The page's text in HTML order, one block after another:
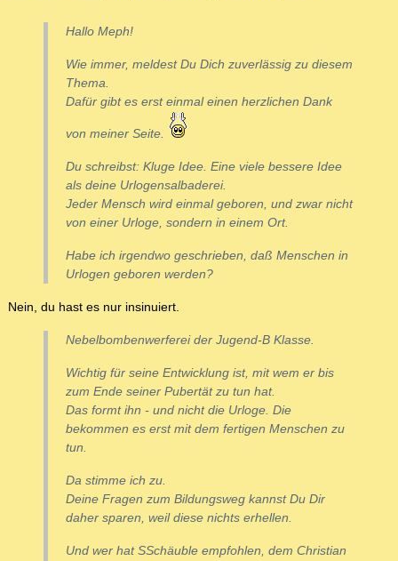
Hallo Meph!
Wie immer, meldest Du Dich zuverlässig zu diesem
Thema.
Dafür gibt es erst einmal einen herzlichen Dank
von meiner Seite.
Du schreibst: Kluge Idee. Eine viele bessere Idee
als deine Urlogensalbaderei.
Jeder Mensch wird einmal geboren, und zwar nicht
von einer Urloge, sondern in einem Ort.
Habe ich irgendwo geschrieben, daß Menschen in
Urlogen geboren werden?
Nein, du hast es nur insinuiert.
Nebelbombenwerferei der Jugend-B Klasse.
Wichtig für seine Entwicklung ist, mit wem er bis
zum Ende seiner Pubertät zu tun hat.
Das formt ihn - und nicht die Urloge. Die
bekommen es erst mit dem fertigen Menschen zu
tun.
Da stimme ich zu.
Deine Fragen zum Bildungsweg kannst Du Dir
daher sparen, weil diese nichts erhellen.
Und wer hat SSchäuble empfohlen, dem Christian